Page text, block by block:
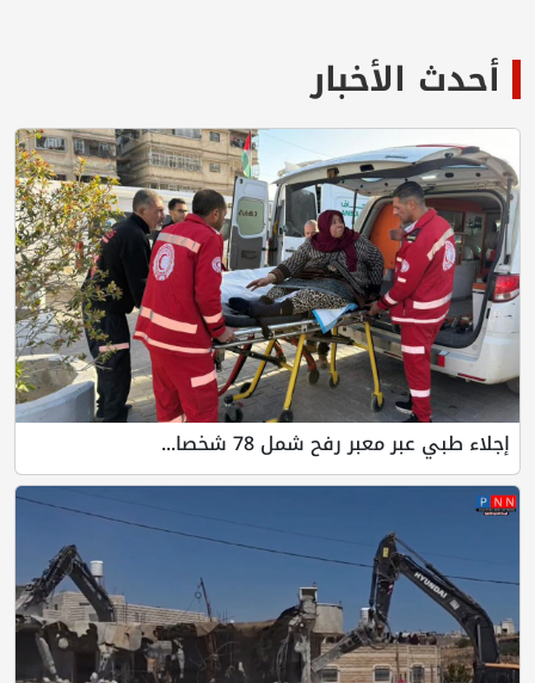
أحدث الأخبار
إجلاء طبي عبر معبر رفح شمل 78 شخصا...